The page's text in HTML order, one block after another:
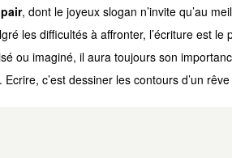
, dont le joyeux slogan n’invite qu’au
les difficultés à affronter, l’écriture est
ou imaginé, il aura toujours son
Ecrire, c’est dessiner les contours d’un